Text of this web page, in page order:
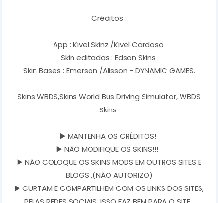
Créditos :
App : Kivel Skinz /Kivel Cardoso
Skin editadas : Edson Skins
Skin Bases : Emerson /Alisson - DYNAMIC GAMES.
Skins WBDS,Skins World Bus Driving Simulator, WBDS
Skins
▶️ MANTENHA OS CRÉDITOS!
▶️ NÃO MODIFIQUE OS SKINS!!!
▶️ NÃO COLOQUE OS SKINS MODS EM OUTROS SITES E
BLOGS ,(NÃO AUTORIZO)
▶️ CURTAM E COMPARTILHEM COM OS LINKS DOS SITES,